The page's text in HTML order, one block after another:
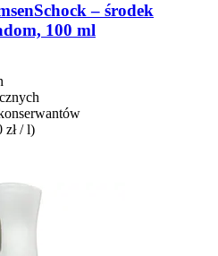
– środek
100 ml
zł / l)